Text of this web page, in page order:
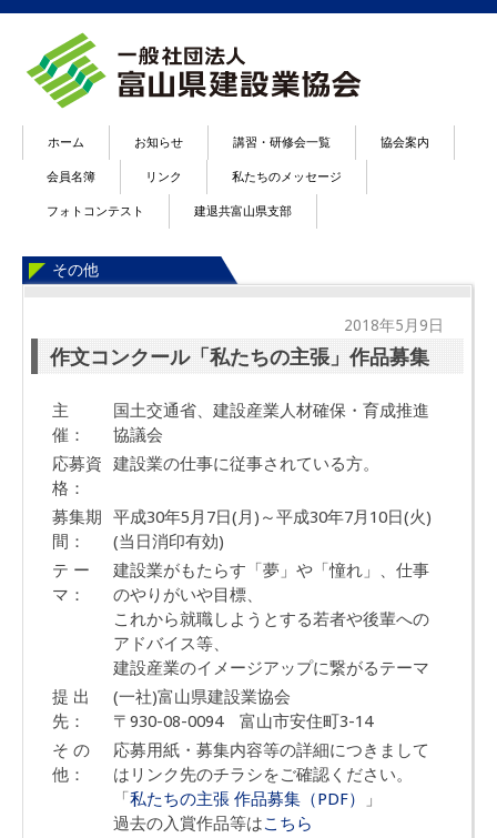
ホーム お知らせ 講習・研修会一覧 協会案内
会員名簿 リンク 私たちのメッセージ
フォトコンテスト 建退共富山県支部
その他
2018年5月9日
作文コンクール「私たちの主張」作品募集
主
催：
国土交通省、建設産業人材確保・育成推進
協議会
応募資
格：
建設業の仕事に従事されている方。
募集期
間：
平成30年5月7日(月)～平成30年7月10日(火)
(当日消印有効)
テ ー
マ：
建設業がもたらす「夢」や「憧れ」、仕事
のやりがいや目標、
これから就職しようとする若者や後輩への
アドバイス等、
建設産業のイメージアップに繋がるテーマ
提 出
先：
(一社)富山県建設業協会
〒930-08-0094 富山市安住町3-14
そ の
他：
応募用紙・募集内容等の詳細につきまして
はリンク先のチラシをご確認ください。
「私たちの主張 作品募集（PDF）
」
過去の入賞作品等はこちら